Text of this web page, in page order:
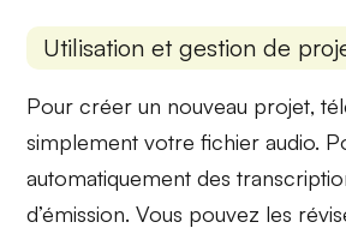
Utilisation et gestion de
Pour créer un nouveau projet,
simplement votre fichier audio.
automatiquement des
d’émission. Vous pouvez les